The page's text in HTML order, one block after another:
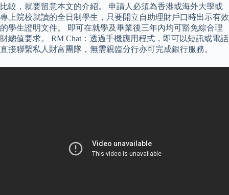
比較，就要留意本文的介紹。 申請人必須為香港或海外大學或
專上院校就讀的全日制學生，只要開立自助理財戶口時出示有效
的學生證明文件。 即可在就學及畢業後三年內均可豁免綜合理
財總值要求。 RM Chat：透過手機應用程式，即可以短訊或電話
直接聯繫私人財富團隊，無需親臨分行亦可完成銀行服務。